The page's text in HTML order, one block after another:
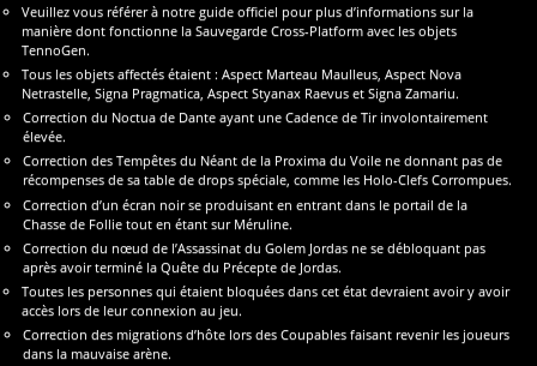
Veuillez vous référer à notre guide officiel pour plus d’informations sur la
manière dont fonctionne la Sauvegarde Cross-Platform avec les objets
TennoGen.
Tous les objets affectés étaient : Aspect Marteau Maulleus, Aspect Nova
Netrastelle, Signa Pragmatica, Aspect Styanax Raevus et Signa Zamariu.
Correction du Noctua de Dante ayant une Cadence de Tir involontairement
élevée.
Correction des Tempêtes du Néant de la Proxima du Voile ne donnant pas de
récompenses de sa table de drops spéciale, comme les Holo-Clefs Corrompues.
Correction d’un écran noir se produisant en entrant dans le portail de la
Chasse de Follie tout en étant sur Méruline.
Correction du nœud de l’Assassinat du Golem Jordas ne se débloquant pas
après avoir terminé la Quête du Précepte de Jordas.
Toutes les personnes qui étaient bloquées dans cet état devraient avoir y avoir
accès lors de leur connexion au jeu.
Correction des migrations d’hôte lors des Coupables faisant revenir les joueurs
dans la mauvaise arène.